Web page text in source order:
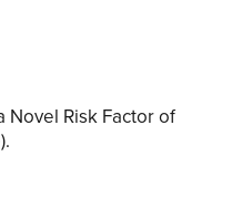
Novel Risk Factor of